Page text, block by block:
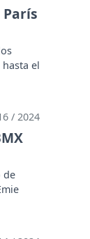
el
/ 2024
de